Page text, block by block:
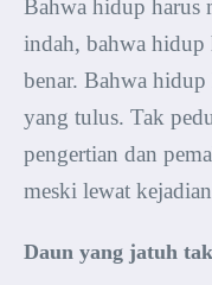
Bahwa hidup harus
indah, bahwa hidup
benar. Bahwa hidup
yang tulus. Tak
pengertian dan
meski lewat
Daun yang jatuh